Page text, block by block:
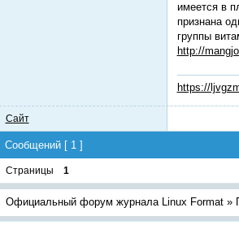
имеется в
признана
группы
http://
https://
Сайт
Сообщений [ 1 ]
Страницы 1
Официальный форум журнала Linux Format »